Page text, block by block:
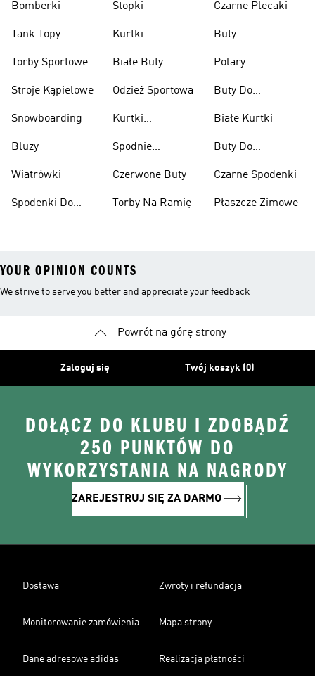
Bomberki
Tank Topy
Torby Sportowe
Stroje Kąpielowe
Snowboarding
Bluzy
Wiatrówki
Spodenki Do
Stopki
Kurtki
Białe Buty
Odzież Sportowa
Kurtki
Spodnie
Czerwone Buty
Torby Na Ramię
Czarne Plecaki
Buty
Polary
Buty Do
Ciężarów
Białe Kurtki
Buty Do
Czarne Spodenki
Płaszcze Zimowe
YOUR OPINION COUNTS
We strive to serve you better and appreciate your feedback
Powrót na górę strony
Zaloguj się Twój koszyk (0)
DOŁĄCZ DO KLUBU I ZDOBĄDŹ
250 PUNKTÓW DO
WYKORZYSTANIA NA NAGRODY
ZAREJESTRUJ SIĘ ZA DARMO
Dostawa Zwroty i refundacja
Monitorowanie zamówienia Mapa strony
Dane adresowe adidas Realizacja płatności